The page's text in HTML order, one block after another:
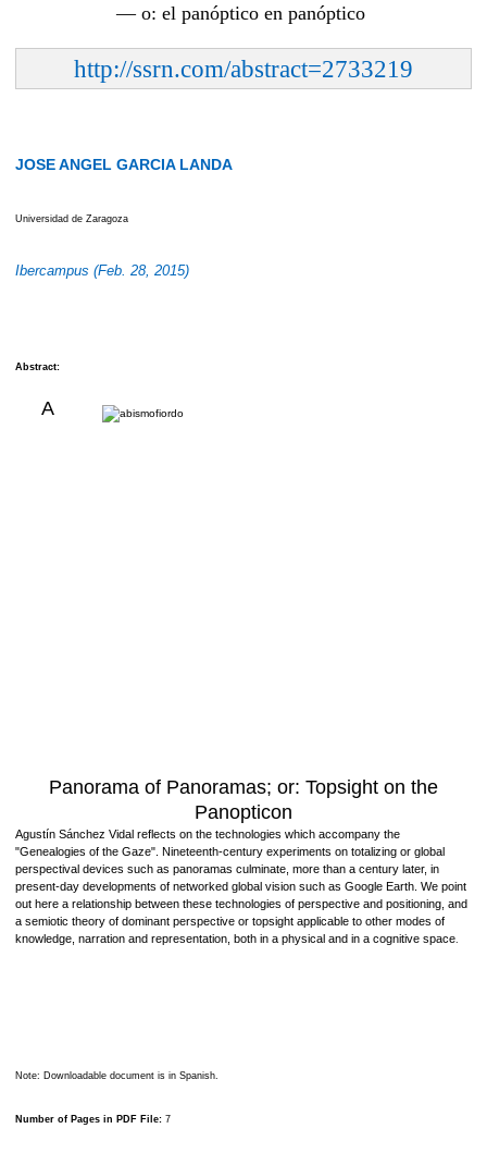
— o: el panóptico en panóptico
http://ssrn.com/abstract=2733219
JOSE ANGEL GARCIA LANDA
Universidad de Zaragoza
Ibercampus (Feb. 28, 2015)
Abstract:
A
Panorama of Panoramas; or: Topsight on the
Panopticon
Agustín Sánchez Vidal reflects on the technologies which accompany the
"Genealogies of the Gaze". Nineteenth-century experiments on totalizing or global
perspectival devices such as panoramas culminate, more than a century later, in
present-day developments of networked global vision such as Google Earth. We point
out here a relationship between these technologies of perspective and positioning, and
a semiotic theory of dominant perspective or topsight applicable to other modes of
knowledge, narration and representation, both in a physical and in a cognitive space
Note: Downloadable document is in Spanish.
Number of Pages in PDF File: 7